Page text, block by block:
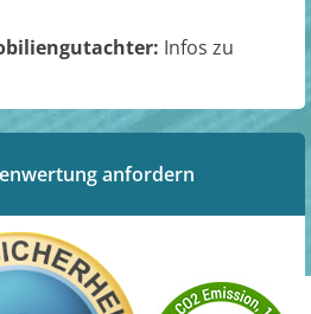
Infos zu
anfordern